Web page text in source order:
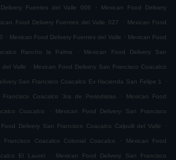
Fuentes del Valle 006 . Mexican Food Delivery
Food Delivery Fuentes del Valle 027 . Mexican Food
. Mexican Food Delivery Fuentes del Valle . Mexican Food
Rancho la Palma . Mexican Food Delivery San
del Valle . Mexican Food Delivery San Francisco Coacalco
San Francisco Coacalco Ex Hacienda San Felipe 1 .
Coacalco 3ra de Periodistas . Mexican Food
Coacalco . Mexican Food Delivery San Francisco
Food Delivery San Francisco Coacalco Calpulli del Valle .
Coacalco Colonial Coacalco . Mexican Food
El Laurel . Mexican Food Delivery San Francisco